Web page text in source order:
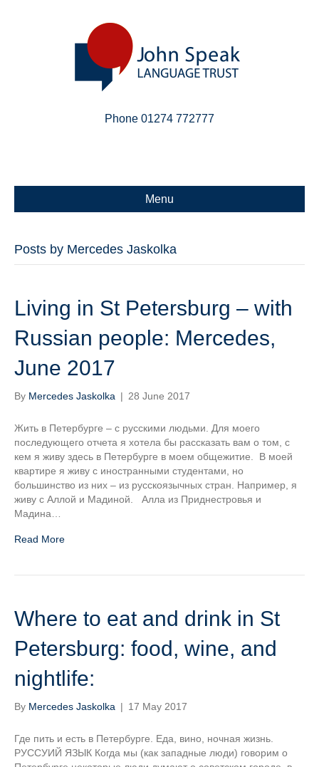
Phone 01274 772777
Menu
Posts by Mercedes Jaskolka
Living in St Petersburg – with
Russian people: Mercedes,
June 2017
By Mercedes Jaskolka | 28 June 2017
Жить в Петербурге – с русскими людьми. Для моего
последующего отчета я хотела бы рассказать вам о том, с
кем я живу здесь в Петербурге в моем общежитие. В моей
квартире я живу с иностранными студентами, но
большинство из них – из русскоязычных стран. Например, я
живу с Аллой и Мадиной. Алла из Приднестровья и
Мадина…
Read More
Where to eat and drink in St
Petersburg: food, wine, and
nightlife:
By Mercedes Jaskolka | 17 May 2017
Где пить и есть в Петербурге. Еда, вино, ночная жизнь.
РУССУИЙ ЯЗЫК Когда мы (как западные люди) говорим о